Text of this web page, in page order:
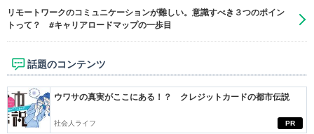
リモートワークのコミュニケーションが難しい。意識すべき３つのポイン
トって？ #キャリアロードマップの一歩目
話題のコンテンツ
PR
ウワサの真実がここにある！？ クレジットカードの都市伝説
社会人ライフ